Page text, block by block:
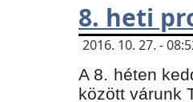
8. heti
2016. 10. 27. -
A 8. héten
között várunk